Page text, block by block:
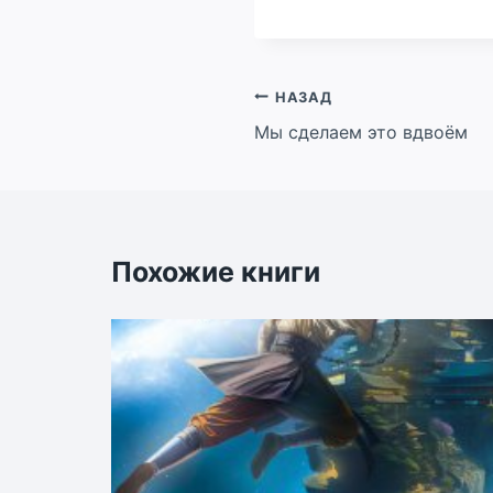
Навигация
по
НАЗАД
Мы сделаем это вдвоём
Похожие книги